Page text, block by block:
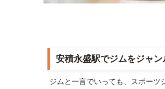
安積永盛駅でジムをジャ
ジムと一言でいっても、スポー